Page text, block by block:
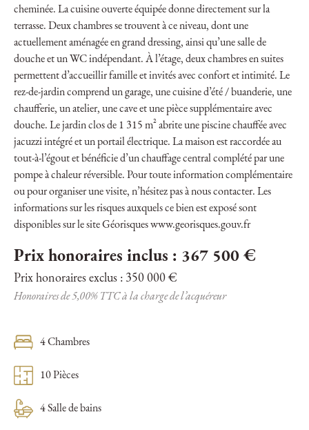
cheminée. La cuisine ouverte équipée donne directement sur la
terrasse. Deux chambres se trouvent à ce niveau, dont une
actuellement aménagée en grand dressing, ainsi qu’une salle de
douche et un WC indépendant. À l’étage, deux chambres en suites
permettent d’accueillir famille et invités avec confort et intimité. Le
rez-de-jardin comprend un garage, une cuisine d’été / buanderie, une
chaufferie, un atelier, une cave et une pièce supplémentaire avec
douche. Le jardin clos de 1 315 m² abrite une piscine chauffée avec
jacuzzi intégré et un portail électrique. La maison est raccordée au
tout-à-l’égout et bénéficie d’un chauffage central complété par une
pompe à chaleur réversible. Pour toute information complémentaire
ou pour organiser une visite, n’hésitez pas à nous contacter. Les
informations sur les risques auxquels ce bien est exposé sont
disponibles sur le site Géorisques www.georisques.gouv.fr
Prix honoraires inclus : 367 500 €
Prix honoraires exclus : 350 000 €
Honoraires de 5,00% TTC à la charge de l’acquéreur
4 Chambres
10 Pièces
4 Salle de bains